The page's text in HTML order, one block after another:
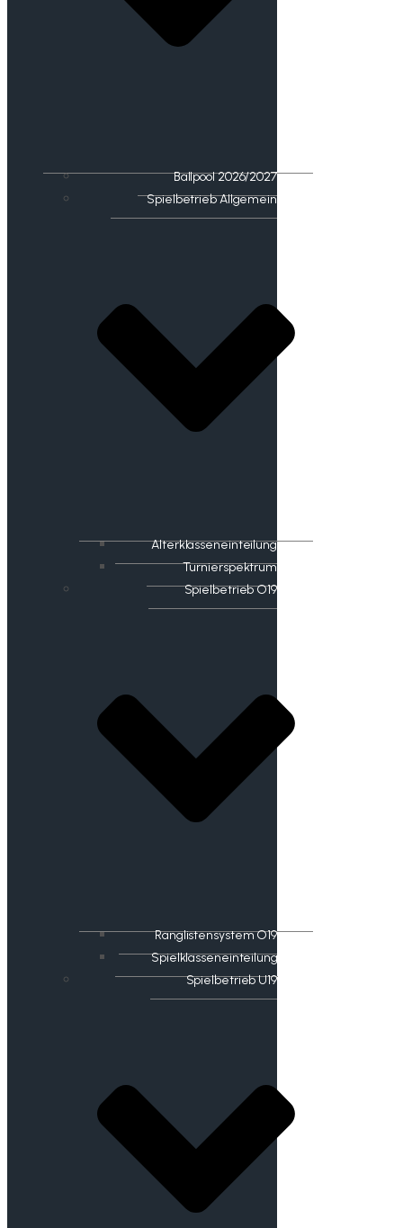
Ballpool 2026/2027
Spielbetrieb Allgemein
Alterklasseneinteilung
Turnierspektrum
Spielbetrieb O19
Ranglistensystem O19
Spielklasseneinteilung
Spielbetrieb U19